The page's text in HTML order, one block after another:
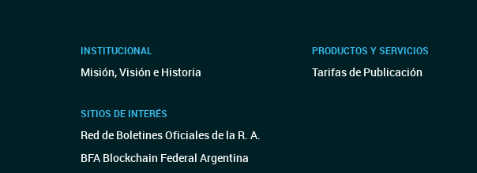
INSTITUCIONAL
Misión, Visión e Historia
SITIOS DE INTERÉS
Red de Boletines Oficiales de la R. A.
BFA Blockchain Federal Argentina
PRODUCTOS Y SERVICIOS
Tarifas de Publicación